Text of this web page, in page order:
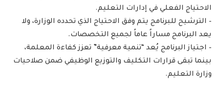
الاحتياج الفعلي في إدارات التعليم.
– الترشيح للبرنامج يتم وفق الاحتياج الذي تحدده الوزارة، ولا
يعد البرنامج مساراً عاماً لجميع التخصصات.
– اجتياز البرنامج يُعد “تنمية معرفية” تعزز كفاءة المعلمة،
بينما تبقى قرارات التكليف والتوزيع الوظيفي ضمن صلاحيات
وزارة التعليم.